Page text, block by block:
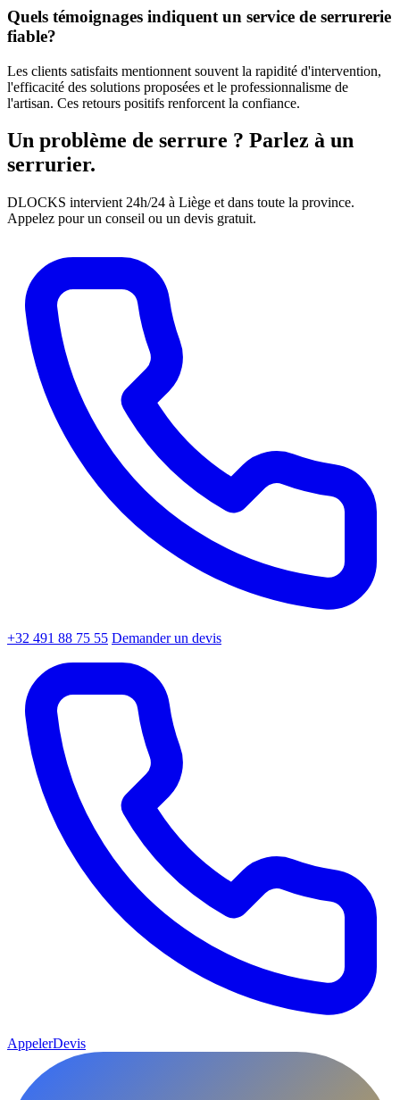
Quels témoignages indiquent un service de serrurerie
fiable?
Les clients satisfaits mentionnent souvent la rapidité d'intervention,
l'efficacité des solutions proposées et le professionnalisme de
l'artisan. Ces retours positifs renforcent la confiance.
Un problème de serrure ? Parlez à un
serrurier.
DLOCKS intervient 24h/24 à Liège et dans toute la province.
Appelez pour un conseil ou un devis gratuit.
+32 491 88 75 55 Demander un devis
AppelerDevis